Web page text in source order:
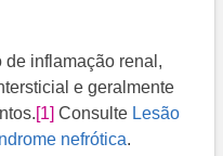
de inflamação renal,
e geralmente
[1] Consulte Lesão
nefrótica.